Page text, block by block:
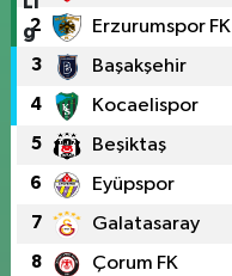
2 Erzurumspor FK
3 Başakşehir
4 Kocaelispor
5 Beşiktaş
6 Eyüpspor
7 Galatasaray
8 Çorum FK